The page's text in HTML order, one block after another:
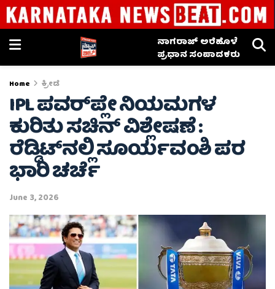
ನಾಗರಾಜ್ ಅರೆಹೊಳೆ
ಪ್ರಧಾನ ಸಂಪಾದಕರು
Home ಕ್ರೀಡೆ
IPL ಪವರ್‌ಪ್ಲೇ ನಿಯಮಗಳ
ಕುರಿತು ಸಚಿನ್ ವಿಶ್ಲೇಷಣೆ :
ರೆಡ್ಡಿಟ್‌ನಲ್ಲಿ ಸೂರ್ಯವಂಶಿ ಪರ
ಭಾರಿ ಚರ್ಚೆ
June 3, 2026